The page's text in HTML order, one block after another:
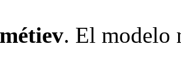
. El modelo